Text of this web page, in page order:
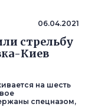
06.04.2021
стрельбу
Киев
на шесть
спецназом,